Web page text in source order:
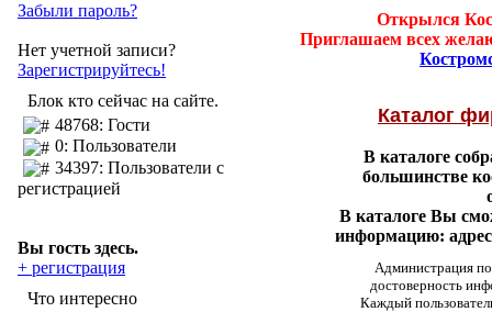
Забыли пароль?
Нет учетной записи?
Зарегистрируйтесь!
Блок кто сейчас на сайте.
48768: Гости
0: Пользователи
34397: Пользователи с
регистрацией
Вы гость здесь.
+ регистрация
Что интересно
Открылся
Приглашаем всех
Каталог
В каталоге
большинстве
В каталоге Вы
информацию:
Администрация
достоверность
Каждый